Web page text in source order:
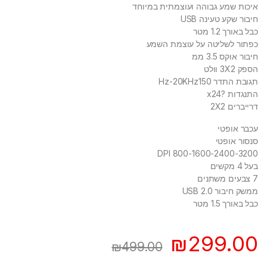
איכות שמע גבוהה ועוצמתית במיוחד
חיבור שקע טעינה USB
כבל באורך 1.2 מטר
כפתור לשליטה על עוצמת השמע
חיבור אוקס 3.5 ממ
הספק 3X2 וולט
תגובת התדר Hz-20KHz150
התנגדות ?x24
דרייברים 2X2
עכבר אופטי
סנסור אופטי
DPI 800-1600-2400-3200
בעל 4 מקשים
7 צבעים משתנים
ממשק חיבור USB 2.0
כבל באורך 1.5 מטר
₪299.00
₪499.00